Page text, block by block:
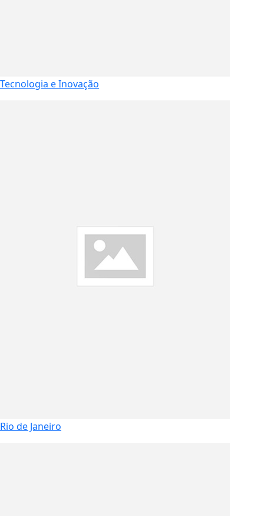
Tecnologia e Inovação
Rio de Janeiro